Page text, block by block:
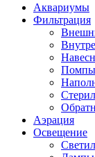
Аквариумы
Фильтрация
Помпы
Аэрация
Освещение